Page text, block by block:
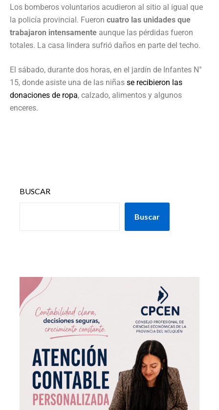
Los bomberos voluntarios acudieron al sitio al igual que
la policía provincial. Fueron cuatro las unidades que
trabajaron intensamente aunque las pérdidas fueron
totales. La casa lindera sufrió daños en parte del techo.
El sábado, durante dos horas, en el jardín de Infantes N°
15, donde asiste una de las niñas se recibieron las
donaciones de ropa, calzado, alimentos y algunos
enceres.
BUSCAR
Buscar